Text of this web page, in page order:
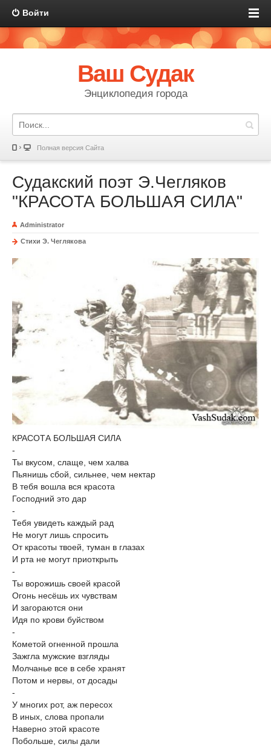
Войти
Ваш Судак
Энциклопедия города
Полная версия Сайта
Судакский поэт Э.Чегляков
"КРАСОТА БОЛЬШАЯ СИЛА"
Administrator
Стихи Э. Чеглякова
КРАСОТА БОЛЬШАЯ СИЛА
-
Ты вкусом, слаще, чем халва
Пьянишь сбой, сильнее, чем нектар
В тебя вошла вся красота
Господний это дар
-
Тебя увидеть каждый рад
Не могут лишь спросить
От красоты твоей, туман в глазах
И рта не могут приоткрыть
-
Ты ворожишь своей красой
Огонь несёшь их чувствам
И загораются они
Идя по крови буйством
-
Кометой огненной прошла
Зажгла мужские взгляды
Молчанье все в себе хранят
Потом и нервы, от досады
-
У многих рот, аж пересох
В иных, слова пропали
Наверно этой красоте
Побольше, силы дали